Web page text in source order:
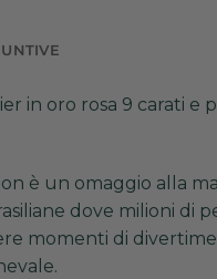
in oro rosa 9 carati e
è un omaggio alla
dove milioni di
momenti di